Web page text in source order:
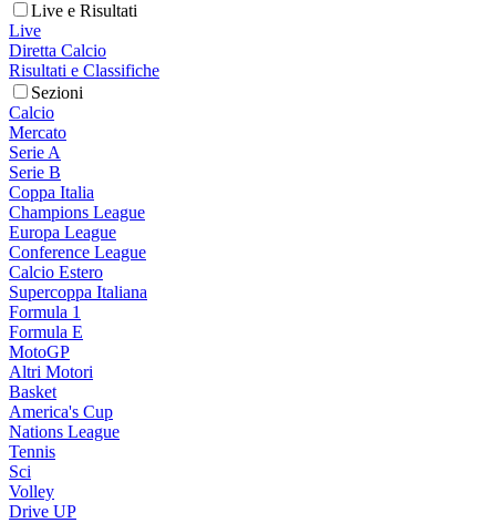
Live e Risultati
Live
Diretta Calcio
Risultati e Classifiche
Sezioni
Calcio
Mercato
Serie A
Serie B
Coppa Italia
Champions League
Europa League
Conference League
Calcio Estero
Supercoppa Italiana
Formula 1
Formula E
MotoGP
Altri Motori
Basket
America's Cup
Nations League
Tennis
Sci
Volley
Drive UP